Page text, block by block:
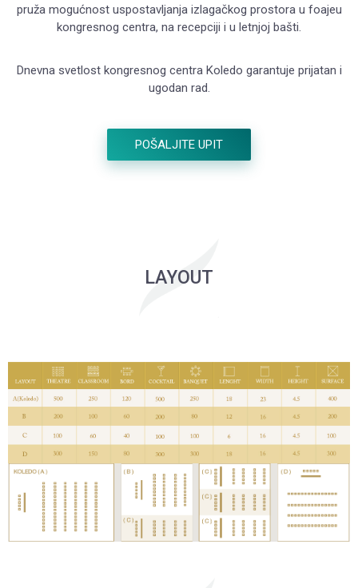
pruža mogućnost uspostavljanja izlagačkog prostora u foajeu
kongresnog centra, na recepciji i u letnjoj bašti.
Dnevna svetlost kongresnog centra Koledo garantuje prijatan i
ugodan rad.
POŠALJITE UPIT
LAYOUT